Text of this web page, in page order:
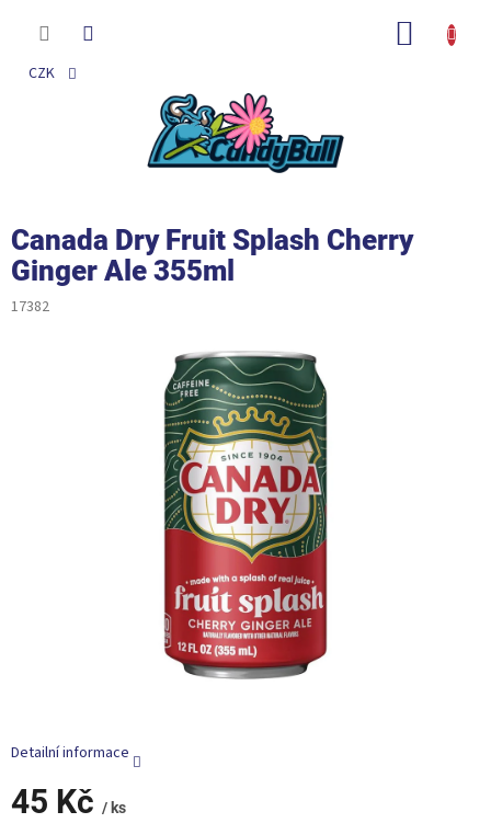
CZK
Canada Dry Fruit Splash Cherry
Ginger Ale 355ml
17382
45 Kč / ks
Detailní informace